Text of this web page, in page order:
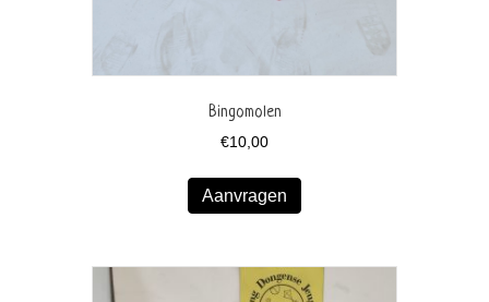
Bingomolen
€10,00
Aanvragen